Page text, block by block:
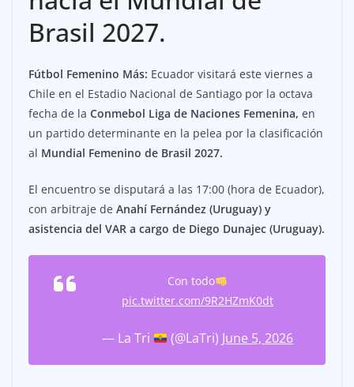
Brasil 2027.
Fútbol Femenino Más: Ecuador visitará este viernes a
Chile en el Estadio Nacional de Santiago por la octava
fecha de la Conmebol Liga de Naciones Femenina, en
un partido determinante en la pelea por la clasificación
al Mundial Femenino de Brasil 2027.
El encuentro se disputará a las 17:00 (hora de Ecuador),
con arbitraje de Anahí Fernández (Uruguay) y
asistencia del VAR a cargo de Diego Dunajec (Uruguay).
Con todo
pic.twitter.com/9R2HZmK0dt
— La Tri (@LaTri) June 5, 2026